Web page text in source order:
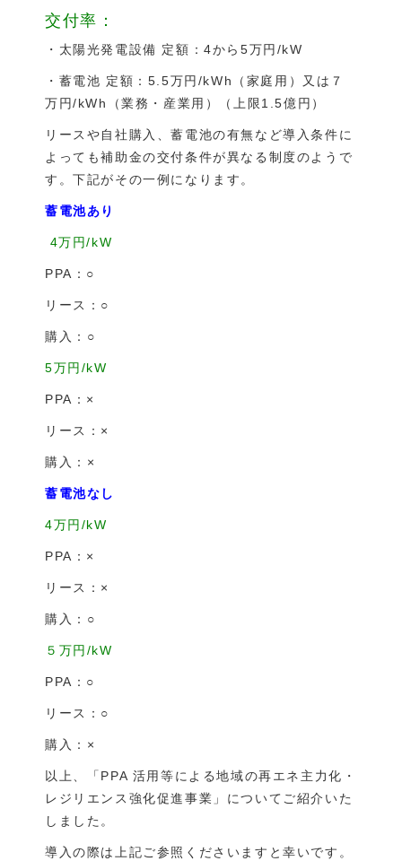
交付率：
・太陽光発電設備 定額：4から5万円/kW
・蓄電池 定額：5.5万円/kWh（家庭用）又は７
万円/kWh（業務・産業用）（上限1.5億円）
リースや自社購入、蓄電池の有無など導入条件に
よっても補助金の交付条件が異なる制度のようで
す。下記がその一例になります。
蓄電池あり
4万円/kW
PPA：○
リース：○
購入：○
5万円/kW
PPA：×
リース：×
購入：×
蓄電池なし
4万円/kW
PPA：×
リース：×
購入：○
５万円/kW
PPA：○
リース：○
購入：×
以上、「PPA 活用等による地域の再エネ主力化・
レジリエンス強化促進事業」についてご紹介いた
しました。
導入の際は上記ご参照くださいますと幸いです。